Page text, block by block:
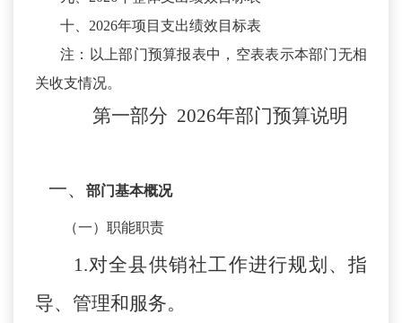
十、 2026年项目支出绩效目标表
注：以上部门预算报表中，空表表示本部门无相
关收支情况。
第一部分 2026年部门预算说明
一、 部门基本概况
（一）职能职责
1.对全县供销社工作进行规划、指
导、管理和服务。